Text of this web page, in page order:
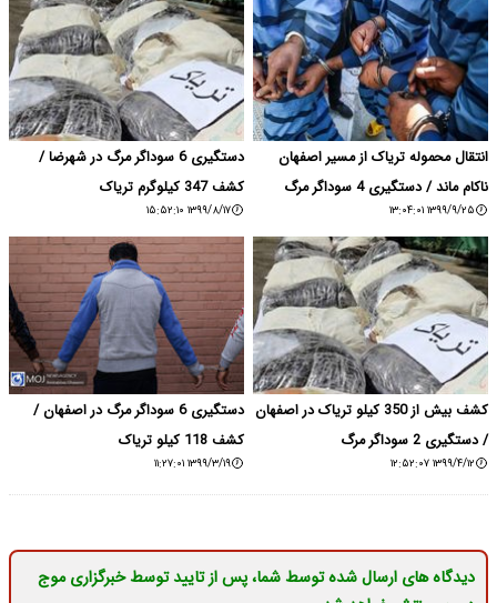
انتقال محموله تریاک از مسیر اصفهان
ناکام ماند / دستگیری 4 سوداگر مرگ
۱۳۹۹/۹/۲۵ ۱۳:۰۴:۰۱
دستگیری 6 سوداگر مرگ در شهرضا /
کشف 347 کیلوگرم تریاک
۱۳۹۹/۸/۱۷ ۱۵:۵۲:۱۰
کشف بیش از 350 کیلو تریاک در اصفهان
/ دستگیری 2 سوداگر مرگ
۱۳۹۹/۴/۱۲ ۱۲:۵۲:۰۷
دستگیری 6 سوداگر مرگ در اصفهان /
کشف 118 کیلو تریاک
۱۳۹۹/۳/۱۹ ۱۱:۲۷:۰۱
دیدگاه های ارسال شده توسط شما، پس از تایید توسط خبرگزاری موج